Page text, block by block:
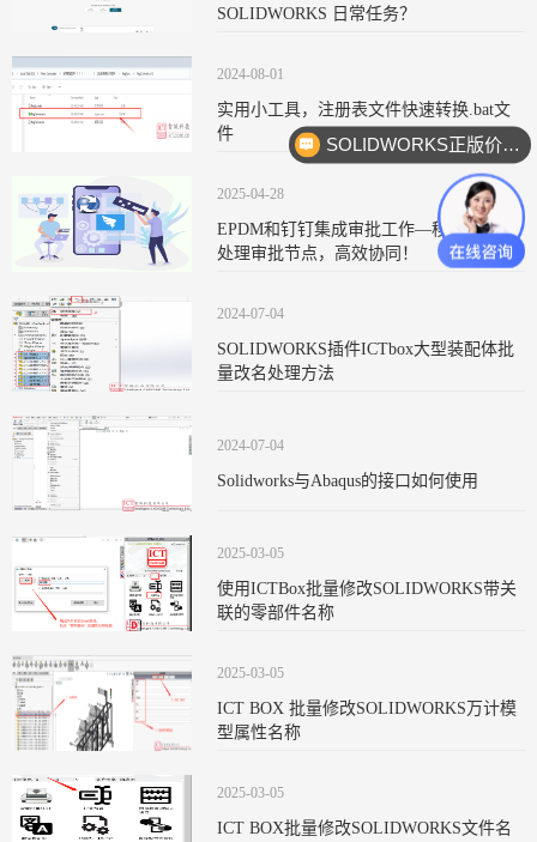
SOLIDWORKS 日常任务？
2024-08-01
实用小工具，注册表文件快速转换.bat文
件
2025-04-28
EPDM和钉钉集成审批工作—移动端直接
处理审批节点，高效协同！
2024-07-04
SOLIDWORKS插件ICTbox大型装配体批
量改名处理方法
2024-07-04
Solidworks与Abaqus的接口如何使用
2025-03-05
使用ICTBox批量修改SOLIDWORKS带关
联的零部件名称
2025-03-05
ICT BOX 批量修改SOLIDWORKS万计模
型属性名称
2025-03-05
ICT BOX批量修改SOLIDWORKS文件名
SOLIDWORKS正版价格？